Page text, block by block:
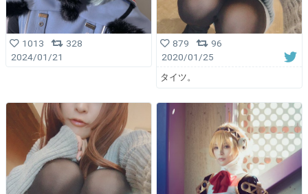
1013
328
2024/01/21
879
96
2020/01/25
タイツ。